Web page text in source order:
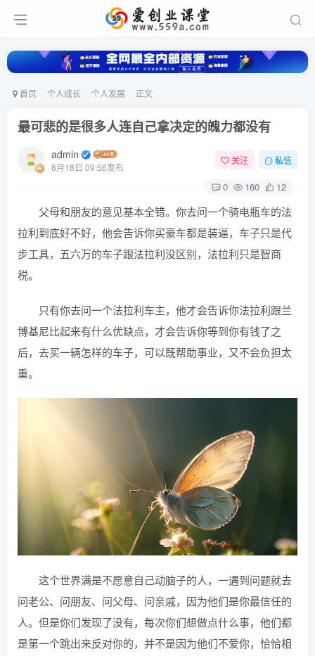
首页 个人成长 个人发展 正文
最可悲的是很多人连自己拿决定的魄力都没有
admin
8月18日 09:56发布
关注 私信
0 160 12
父母和朋友的意见基本全错。你去问一个骑电瓶车的法
拉利到底好不好，他会告诉你买豪车都是装逼，车子只是代
步工具，五六万的车子跟法拉利没区别，法拉利只是智商
税。
只有你去问一个法拉利车主，他才会告诉你法拉利跟兰
博基尼比起来有什么优缺点，才会告诉你等到你有钱了之
后，去买一辆怎样的车子，可以既帮助事业，又不会负担太
重。
这个世界满是不愿意自己动脑子的人，一遇到问题就去
问老公、问朋友、问父母、问亲戚，因为他们是你最信任的
人。但是你们发现了没有，每次你们想做点什么事，他们都
是第一个跳出来反对你的，并不是因为他们不爱你，恰恰相